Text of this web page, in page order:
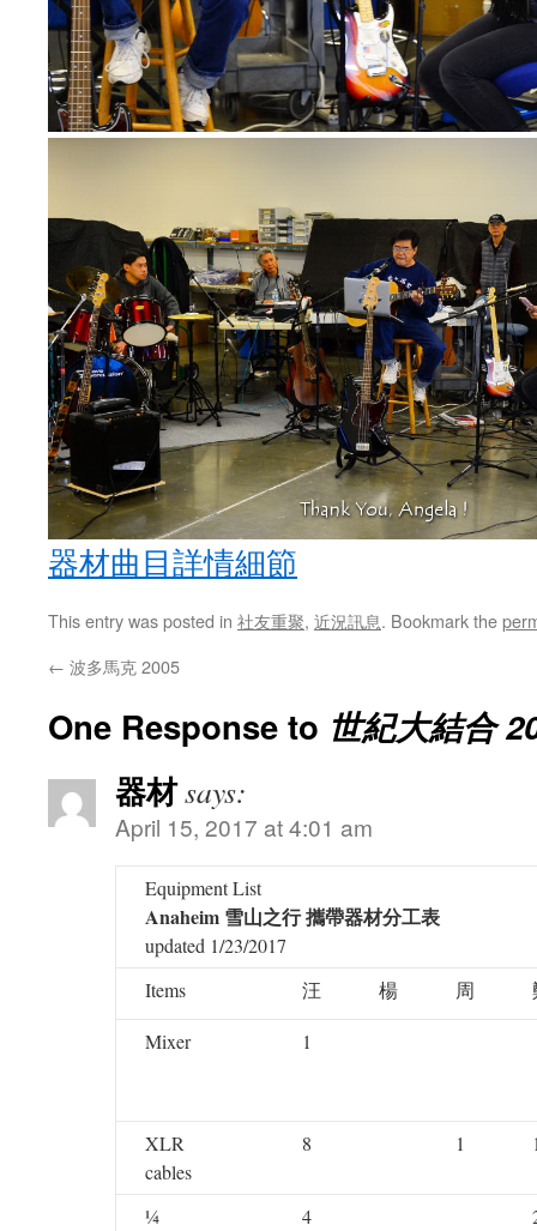
器材曲目詳情細節
This entry was posted in 社友重聚, 近況訊息. Bookmark the
← 波多馬克 2005
One Response to 世紀大結合
器材says:
April 15, 2017 at 4:01 am
Equipment List
Anaheim 雪山之行 攜帶器材分工表
updated 1/23/2017
Items
汪 楊 周
Mixer 1
XLR
cables
8 1
¼
4